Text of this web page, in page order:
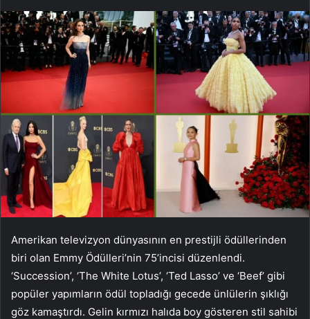
Amerikan televizyon dünyasının en prestijli ödüllerinden
biri olan Emmy Ödülleri’nin 75’incisi düzenlendi.
‘Succession’, ‘The White Lotus’, ‘Ted Lasso’ ve ‘Beef’ gibi
popüler yapımların ödül topladığı gecede ünlülerin şıklığı
göz kamaştırdı. Gelin kırmızı halıda boy gösteren stil sahibi